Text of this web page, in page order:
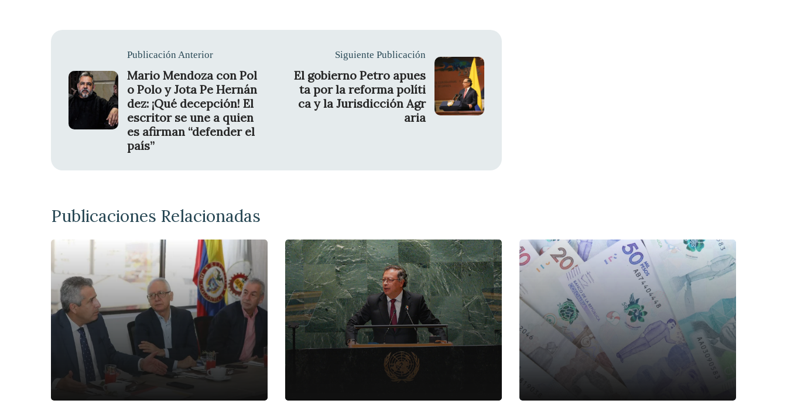
Publicación Anterior
Mario Mendoza con Pol
o Polo y Jota Pe Hernán
dez: ¡Qué decepción! El
escritor se une a quien
es afirman “defender el
país”
Siguiente Publicación
El gobierno Petro apues
ta por la reforma políti
ca y la Jurisdicción Agr
aria
Publicaciones Relacionadas